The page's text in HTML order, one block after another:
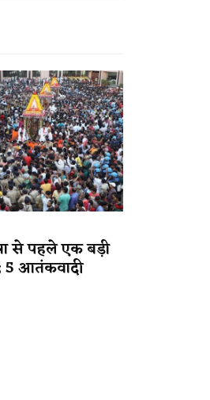
से पहले एक बड़ी
5 आतंकवादी